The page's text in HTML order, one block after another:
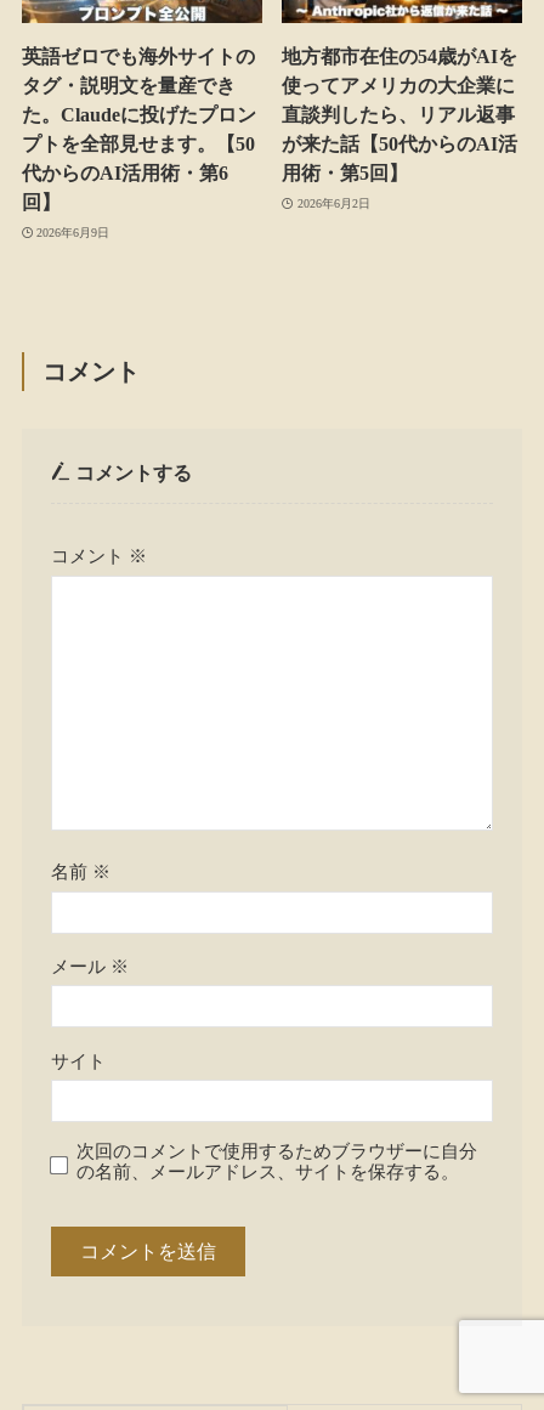
英語ゼロでも海外サイトの
タグ・説明文を量産でき
た。Claudeに投げたプロン
プトを全部見せます。【50
代からのAI活用術・第6
回】
2026年6月9日
地方都市在住の54歳がAIを
使ってアメリカの大企業に
直談判したら、リアル返事
が来た話【50代からのAI活
用術・第5回】
2026年6月2日
コメント
コメントする
コメント ※
名前 ※
メール ※
サイト
次回のコメントで使用するためブラウザーに自分
の名前、メールアドレス、サイトを保存する。